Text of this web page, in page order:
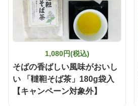
はの甘みがふわっと広がっ
て、まるで茶葉から丁寧に
淹れたような本格的な美味
しさを楽しめました🍃 そし
て、ぜひ試してほしいのが
「静岡割」🍶🍵 濃旨緑茶テ
ィーバッグで作った緑茶を
お酒で割るだけという、と
ってもシンプルな楽しみ方
です❣️ 水出しでもお茶の旨
1,080円(税込)
そばの香ばしい風味がおいし
い 「韃靼そば茶」180g袋入
【キャンペーン対象外】